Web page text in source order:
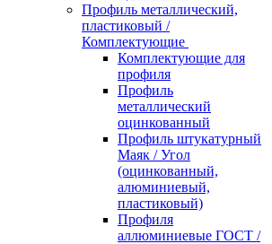
Профиль металлический,
пластиковый /
Комплектующие
Комплектующие для
профиля
Профиль
металлический
оцинкованный
Профиль штукатурный
Маяк / Угол
(оцинкованный,
алюминиевый,
пластиковый)
Профиля
аллюминиевые ГОСТ /